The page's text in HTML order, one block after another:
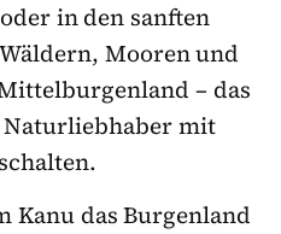
in den sanften
Mooren und
– das
mit
Kanu das Burgenland